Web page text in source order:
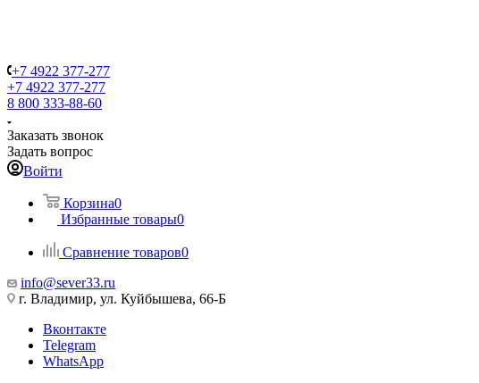
+7 4922 377-277
+7 4922 377-277
8 800 333-88-60
Заказать звонок
Задать вопрос
Войти
Корзина0
Избранные товары0
Сравнение товаров0
info@sever33.ru
г. Владимир, ул. Куйбышева, 66-Б
Вконтакте
Telegram
WhatsApp